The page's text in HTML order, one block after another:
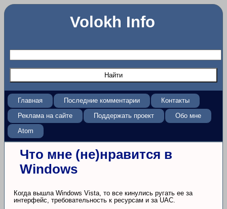
Volokh Info
Главная Последние комментарии
Контакты
Реклама на сайте
Поддержать проект
Обо мне
Atom
Что мне (не)нравится в
Windows
Когда вышла Windows Vista, то все кинулись ругать ее за
интерфейс, требовательность к ресурсам и за UAC.